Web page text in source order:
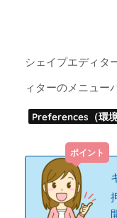
シェイプエディタ
ィターのメニュー
Preferences（環境